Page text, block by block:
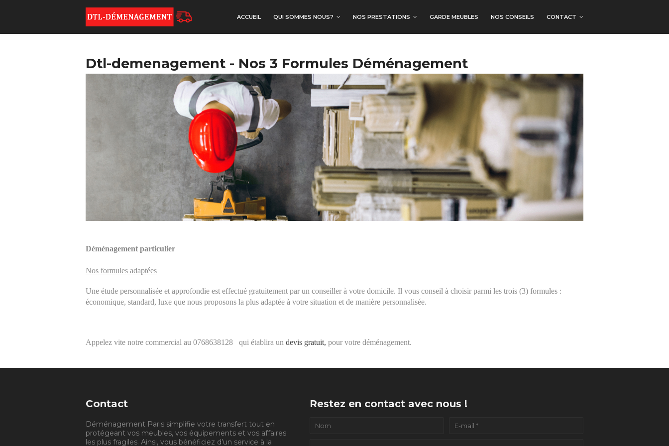
ACCUEIL QUI SOMMES NOUS? NOS PRESTATIONS GARDE MEUBLES NOS CONSEILS CONTACT
Dtl-demenagement - Nos 3 Formules Déménagement
Déménagement particulier
Nos formules adaptées
Une étude personnalisée et approfondie est effectué gratuitement par un conseiller à votre domicile. Il vous conseil à choisir parmi les trois (3) formules :
économique, standard, luxe que nous proposons la plus adaptée à votre situation et de manière personnalisée.
Appelez vite notre commercial au 0768638128 qui établira un devis gratuit, pour votre déménagement.
Contact
Déménagement Paris simplifie votre transfert tout en
protégeant vos meubles, vos équipements et vos affaires
les plus fragiles. Ainsi, vous bénéficiez d’un service à la
Restez en contact avec nous !